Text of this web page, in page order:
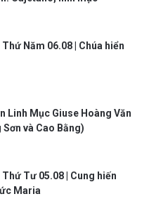
Thứ Năm 06.08 | Chúa hiển
Linh Mục Giuse Hoàng Văn
và Cao Bằng)
Thứ Tư 05.08 | Cung hiến
Maria